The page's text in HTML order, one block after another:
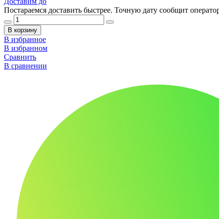
Постараемся доставить быстрее. Точную дату сообщит
В корзину
В избранное
В избранном
Сравнить
В сравнении